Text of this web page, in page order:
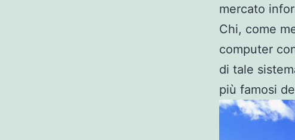
mercato
Chi, come
computer
di tale
più famosi